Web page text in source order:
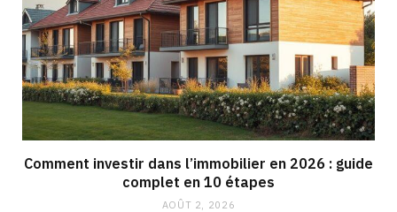
Comment investir dans l’immobilier en 2026 : guide
complet en 10 étapes
AOÛT 2, 2026